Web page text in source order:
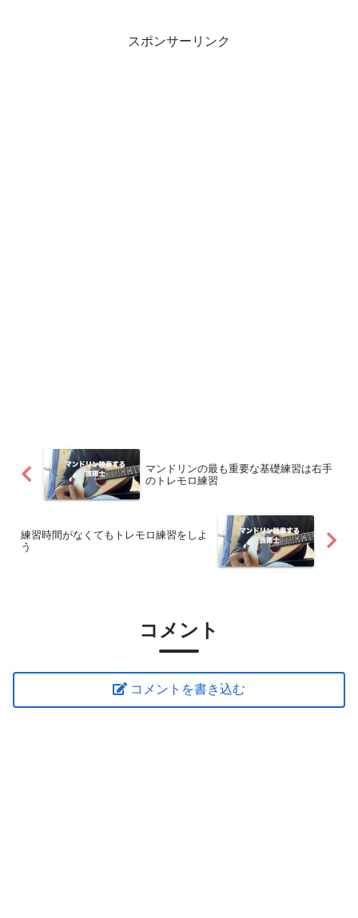
スポンサーリンク
マンドリンの最も重要な基礎練習は右手
のトレモロ練習
練習時間がなくてもトレモロ練習をしよ
う
コメント
コメントを書き込む